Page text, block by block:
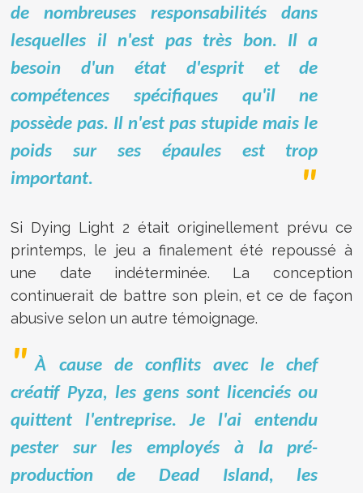
de nombreuses responsabilités dans
lesquelles il n'est pas très bon. Il a
besoin d'un état d'esprit et de
compétences spécifiques qu'il ne
possède pas. Il n'est pas stupide mais le
poids sur ses épaules est trop
important.
Si Dying Light 2 était originellement prévu ce
printemps, le jeu a finalement été repoussé à
une date indéterminée. La conception
continuerait de battre son plein, et ce de façon
abusive selon un autre témoignage.
À cause de conflits avec le chef
créatif Pyza, les gens sont licenciés ou
quittent l'entreprise. Je l'ai entendu
pester sur les employés à la pré-
production de Dead Island, les